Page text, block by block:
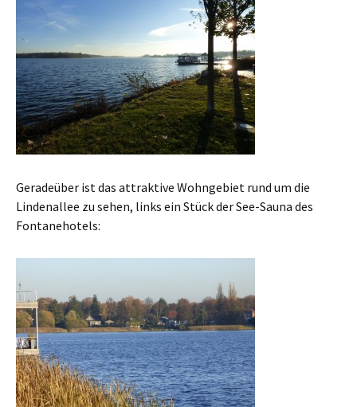
Geradeüber ist das attraktive Wohngebiet rund um die
Lindenallee zu sehen, links ein Stück der See-Sauna des
Fontanehotels: